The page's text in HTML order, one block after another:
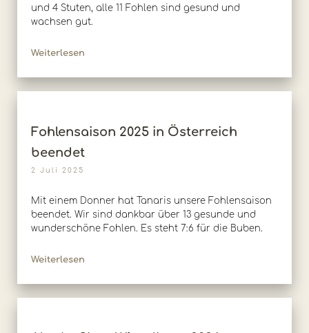
und 4 Stuten, alle 11 Fohlen sind gesund und
wachsen gut.
Weiterlesen
Fohlensaison 2025 in Österreich
beendet
2 Juli 2025
Mit einem Donner hat Tanaris unsere Fohlensaison
beendet. Wir sind dankbar über 13 gesunde und
wunderschöne Fohlen. Es steht 7:6 für die Buben.
Weiterlesen